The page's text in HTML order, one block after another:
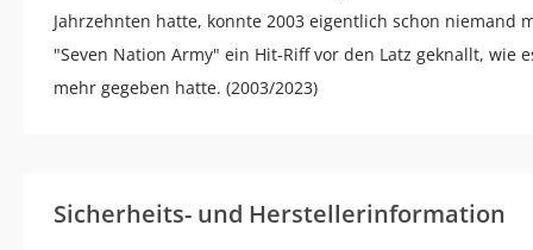
Jahrzehnten hatte, konnte 2003 eigentlich schon
"Seven Nation Army" ein Hit-Riff vor den Latz geknallt, wie
mehr gegeben hatte. (2003/2023)
Sicherheits- und Herstellerinformation